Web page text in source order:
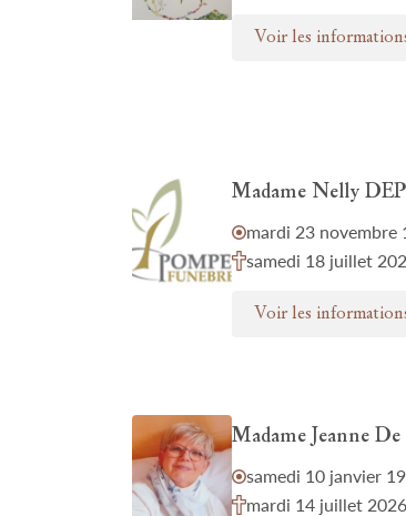
Voir les
Madame Nelly
mardi 23 novembre
samedi 18 juillet
Voir les
Madame Jeanne
samedi 10 janvier
mardi 14 juillet 2026